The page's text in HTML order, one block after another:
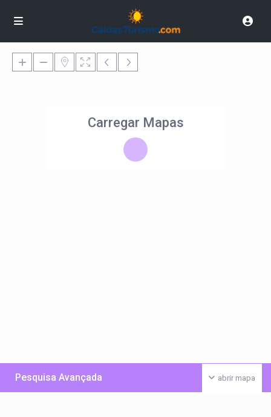
Carregar Mapas
abrir mapa
Pesquisa Avançada